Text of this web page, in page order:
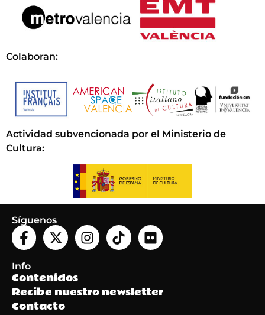
Colaboran:
Actividad subvencionada por el Ministerio de
Cultura:
Síguenos
Info
Contenidos
Recibe nuestro newsletter
Contacto